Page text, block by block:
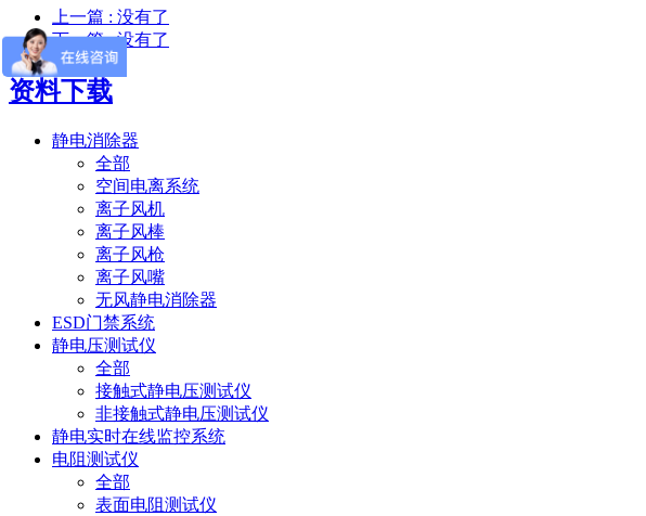
上一篇 : 没有了
下一篇: 没有了
资料下载
静电消除器
全部
空间电离系统
离子风机
离子风棒
离子风枪
离子风嘴
无风静电消除器
ESD门禁系统
静电压测试仪
全部
接触式静电压测试仪
非接触式静电压测试仪
静电实时在线监控系统
电阻测试仪
全部
表面电阻测试仪